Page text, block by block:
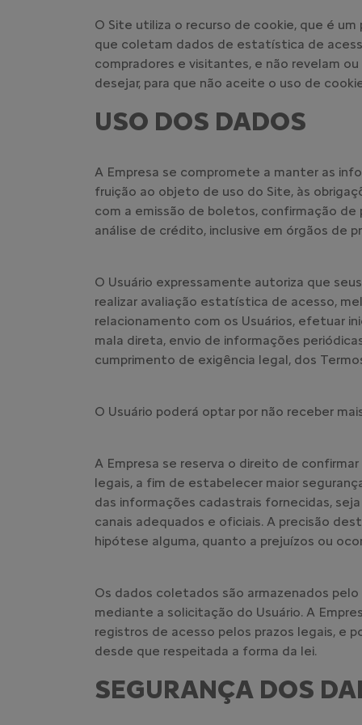
O Site utiliza o recurso de cookie, que é
que coletam dados de estatística de
compradores e visitantes, e não revelam
desejar, para que não aceite o uso de
USO DOS DADOS
A Empresa se compromete a manter as
fruição ao objeto de uso do Site, às
com a emissão de boletos, confirmação
análise de crédito, inclusive em órgãos de
O Usuário expressamente autoriza que
realizar avaliação estatística de acesso,
relacionamento com os Usuários, efetuar
mala direta, envio de informações
cumprimento de exigência legal, dos
O Usuário poderá optar por não receber
A Empresa se reserva o direito de
legais, a fim de estabelecer maior
das informações cadastrais fornecidas,
canais adequados e oficiais. A precisão
hipótese alguma, quanto a prejuízos ou
Os dados coletados são armazenados
mediante a solicitação do Usuário. A
registros de acesso pelos prazos legais, e
desde que respeitada a forma da lei.
SEGURANÇA DOS